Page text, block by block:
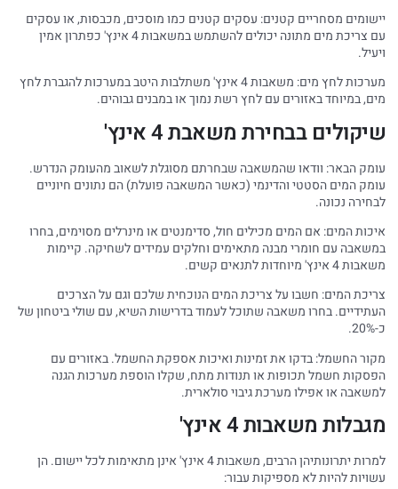
יישומים מסחריים קטנים: עסקים קטנים כמו מוסכים, מכבסות, או עסקים
עם צריכת מים מתונה יכולים להשתמש במשאבות 4 אינץ' כפתרון אמין
ויעיל.
מערכות לחץ מים: משאבות 4 אינץ' משתלבות היטב במערכות להגברת לחץ
מים, במיוחד באזורים עם לחץ רשת נמוך או במבנים גבוהים.
שיקולים בבחירת משאבת 4 אינץ'
עומק הבאר: וודאו שהמשאבה שבחרתם מסוגלת לשאוב מהעומק הנדרש.
עומק המים הסטטי והדינמי (כאשר המשאבה פועלת) הם נתונים חיוניים
לבחירה נכונה.
איכות המים: אם המים מכילים חול, סדימנטים או מינרלים מסוימים, בחרו
במשאבה עם חומרי מבנה מתאימים וחלקים עמידים לשחיקה. קיימות
משאבות 4 אינץ' מיוחדות לתנאים קשים.
צריכת המים: חשבו על צריכת המים הנוכחית שלכם וגם על הצרכים
העתידיים. בחרו משאבה שתוכל לעמוד בדרישות השיא, עם שולי ביטחון של
כ-20%.
מקור החשמל: בדקו את זמינות ואיכות אספקת החשמל. באזורים עם
הפסקות חשמל תכופות או תנודות מתח, שקלו הוספת מערכות הגנה
למשאבה או אפילו מערכת גיבוי סולארית.
מגבלות משאבות 4 אינץ'
למרות יתרונותיהן הרבים, משאבות 4 אינץ' אינן מתאימות לכל יישום. הן
עשויות להיות לא מספיקות עבור: